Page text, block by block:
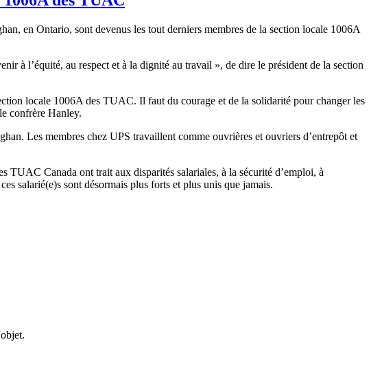
en Ontario, sont devenus les tout derniers membres de la section locale 1006A
à l’équité, au respect et à la dignité au travail », de dire le président de la section
locale 1006A des TUAC. Il faut du courage et de la solidarité pour changer les
confrère Hanley.
Les membres chez UPS travaillent comme ouvrières et ouvriers d’entrepôt et
TUAC Canada ont trait aux disparités salariales, à la sécurité d’emploi, à
salarié(e)s sont désormais plus forts et plus unis que jamais.